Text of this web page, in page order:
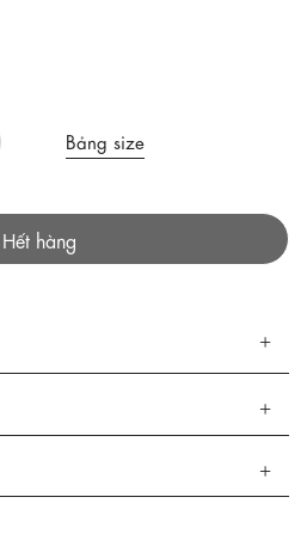
Bảng size
Hết hàng